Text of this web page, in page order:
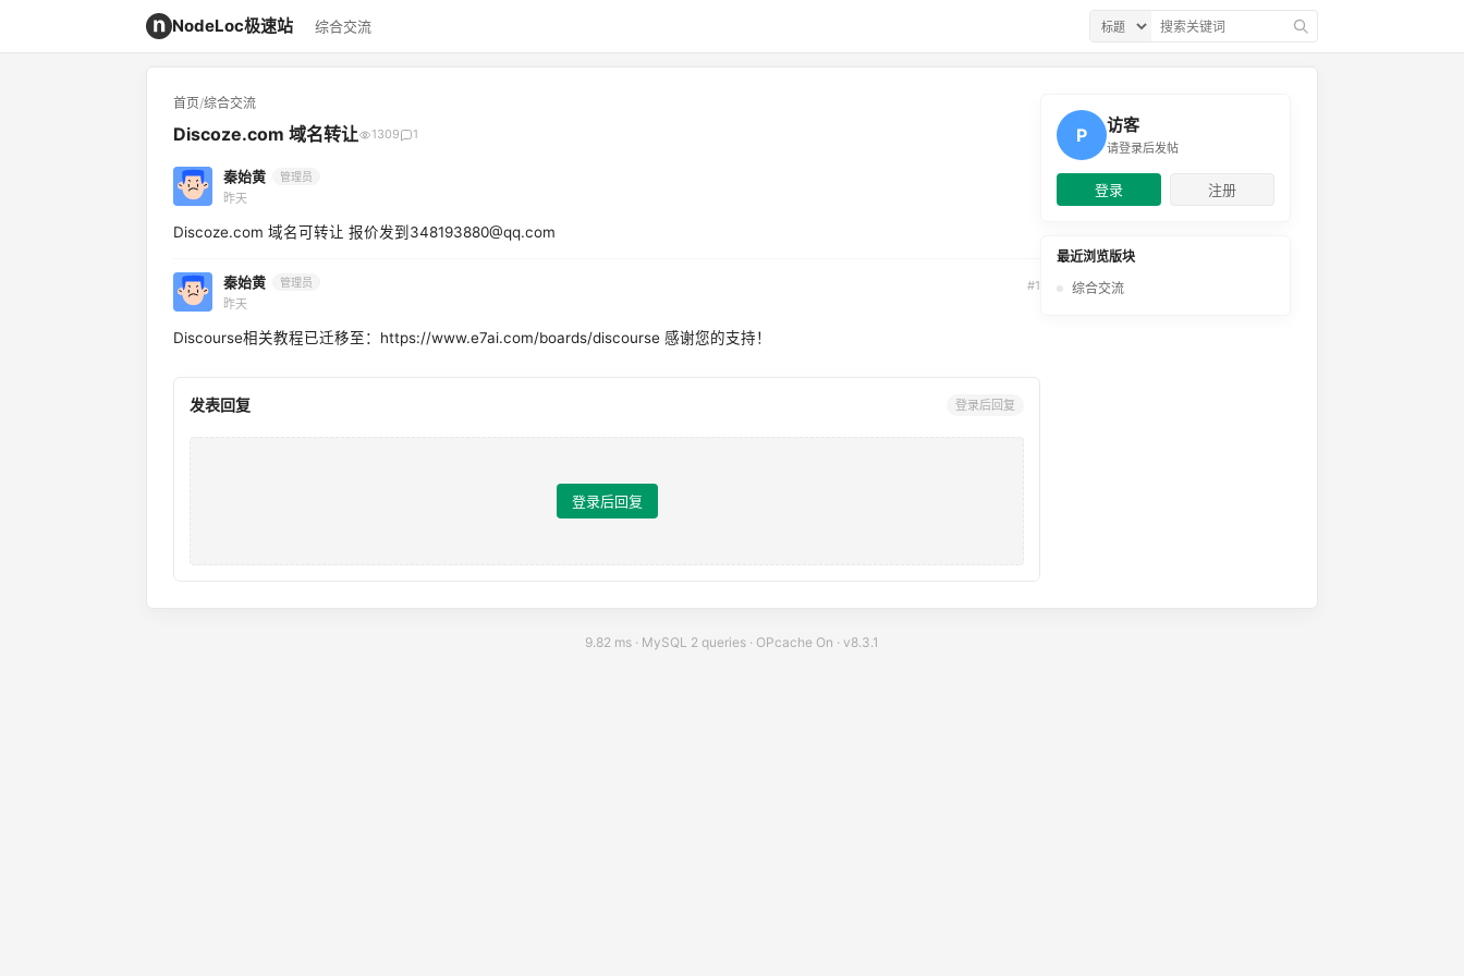
NodeLoc极速站 综合交流
首页/综合交流
Discoze.com 域名转让 1309 1
秦始黄 管理员
昨天
Discoze.com 域名可转让 报价发到348193880@qq.com
秦始黄 管理员
#1
昨天
Discourse相关教程已迁移至：https://www.e7ai.com/boards/discourse 感谢您的支持！
发表回复 登录后回复
登录后回复
P 访客
请登录后发帖
登录 注册
最近浏览版块
综合交流
9.82 ms · MySQL 2 queries · OPcache On · v8.3.1